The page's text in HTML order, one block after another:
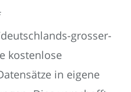
grosser-
kostenlose
in eigene